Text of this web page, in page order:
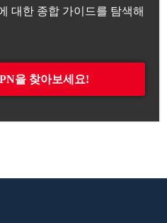
대한 종합 가이드를 탐색해
을 찾아보세요!